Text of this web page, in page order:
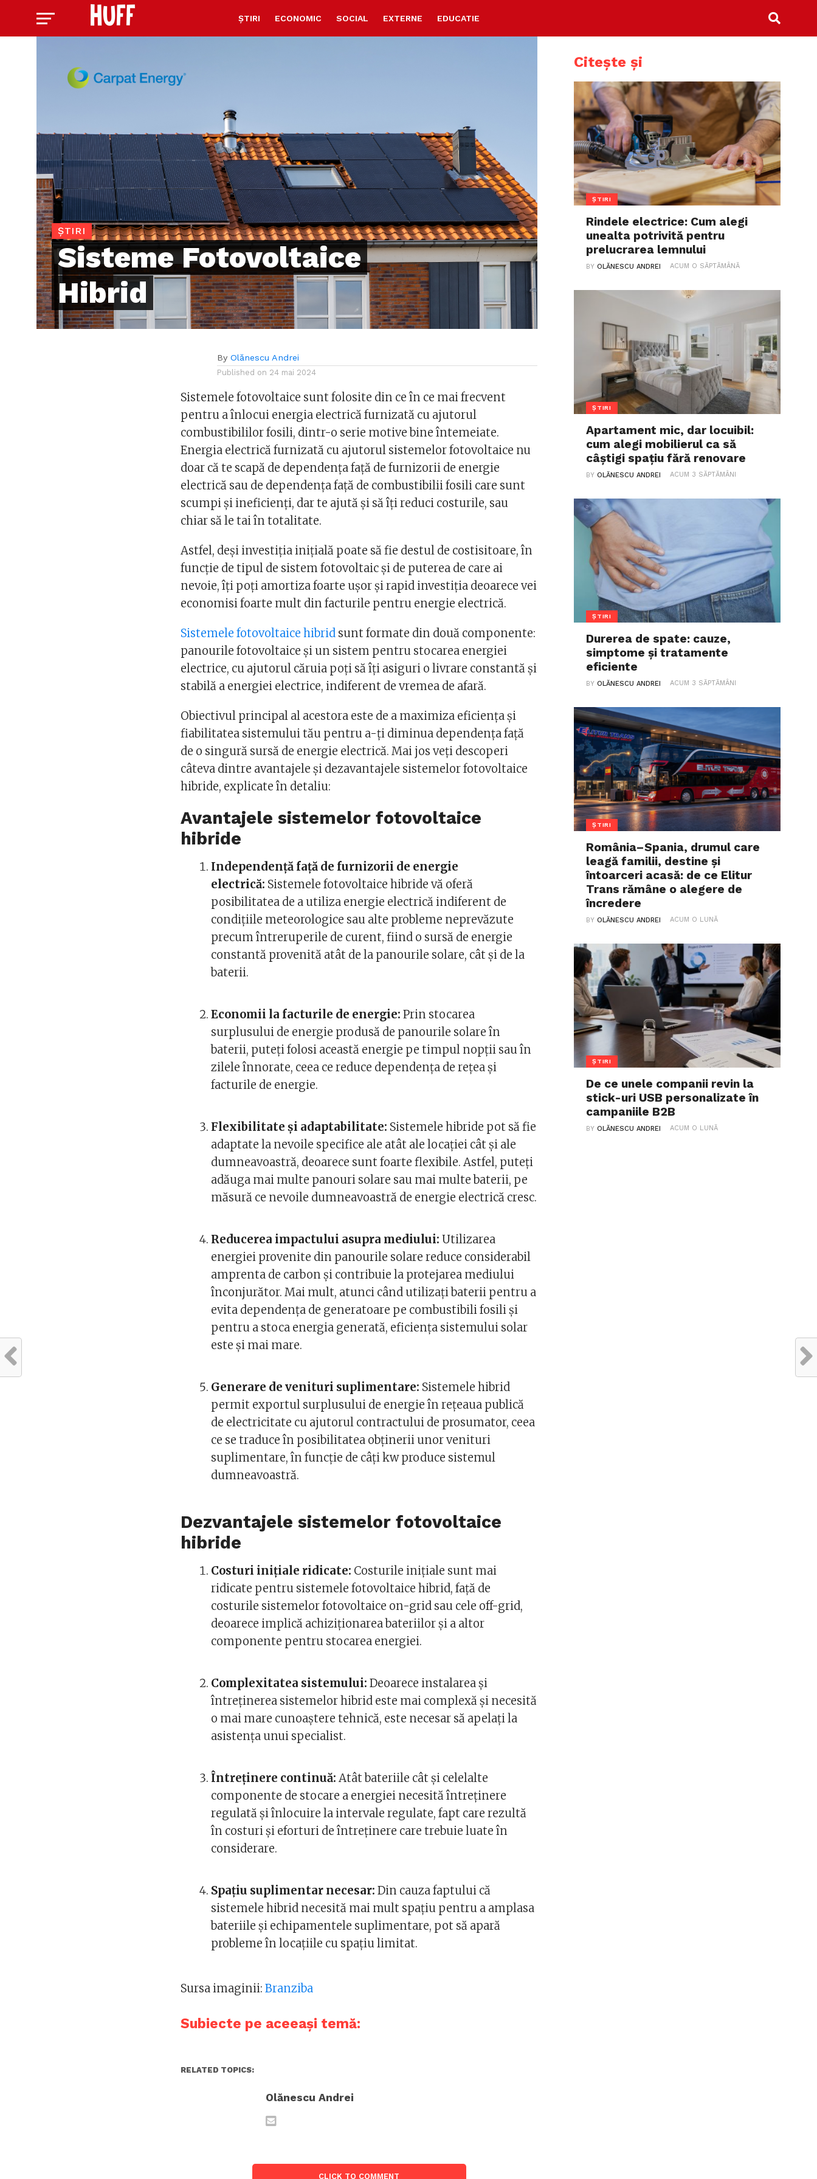
ȘTIRI ECONOMIC SOCIAL EXTERNE EDUCATIE
ȘTIRI
Sisteme Fotovoltaice
Hibrid
By Olănescu Andrei
Published on 24 mai 2024
Sistemele fotovoltaice sunt folosite din ce în ce mai frecvent
pentru a înlocui energia electrică furnizată cu ajutorul
combustibililor fosili, dintr-o serie motive bine întemeiate.
Energia electrică furnizată cu ajutorul sistemelor fotovoltaice nu
doar că te scapă de dependența față de furnizorii de energie
electrică sau de dependența față de combustibilii fosili care sunt
scumpi și ineficienți, dar te ajută și să îți reduci costurile, sau
chiar să le tai în totalitate.
Astfel, deși investiția inițială poate să fie destul de costisitoare, în
funcție de tipul de sistem fotovoltaic și de puterea de care ai
nevoie, îți poți amortiza foarte ușor și rapid investiția deoarece vei
economisi foarte mult din facturile pentru energie electrică.
Sistemele fotovoltaice hibrid sunt formate din două componente:
panourile fotovoltaice și un sistem pentru stocarea energiei
electrice, cu ajutorul căruia poți să îți asiguri o livrare constantă și
stabilă a energiei electrice, indiferent de vremea de afară.
Obiectivul principal al acestora este de a maximiza eficiența și
fiabilitatea sistemului tău pentru a-ți diminua dependența față
de o singură sursă de energie electrică. Mai jos veți descoperi
câteva dintre avantajele și dezavantajele sistemelor fotovoltaice
hibride, explicate în detaliu:
Avantajele sistemelor fotovoltaice
hibride
Independență față de furnizorii de energie
electrică: Sistemele fotovoltaice hibride vă oferă
posibilitatea de a utiliza energie electrică indiferent de
condițiile meteorologice sau alte probleme neprevăzute
precum întreruperile de curent, fiind o sursă de energie
constantă provenită atât de la panourile solare, cât și de la
baterii.
Economii la facturile de energie: Prin stocarea
surplusului de energie produsă de panourile solare în
baterii, puteți folosi această energie pe timpul nopții sau în
zilele înnorate, ceea ce reduce dependența de rețea și
facturile de energie.
Flexibilitate și adaptabilitate: Sistemele hibride pot să fie
adaptate la nevoile specifice ale atât ale locației cât și ale
dumneavoastră, deoarece sunt foarte flexibile. Astfel, puteți
adăuga mai multe panouri solare sau mai multe baterii, pe
măsură ce nevoile dumneavoastră de energie electrică cresc.
Reducerea impactului asupra mediului: Utilizarea
energiei provenite din panourile solare reduce considerabil
amprenta de carbon și contribuie la protejarea mediului
înconjurător. Mai mult, atunci când utilizați baterii pentru a
evita dependența de generatoare pe combustibili fosili și
pentru a stoca energia generată, eficiența sistemului solar
este și mai mare.
Generare de venituri suplimentare: Sistemele hibrid
permit exportul surplusului de energie în rețeaua publică
de electricitate cu ajutorul contractului de prosumator, ceea
ce se traduce în posibilitatea obținerii unor venituri
suplimentare, în funcție de câți kw produce sistemul
dumneavoastră.
Dezvantajele sistemelor fotovoltaice
hibride
Costuri inițiale ridicate: Costurile inițiale sunt mai
ridicate pentru sistemele fotovoltaice hibrid, față de
costurile sistemelor fotovoltaice on-grid sau cele off-grid,
deoarece implică achiziționarea bateriilor și a altor
componente pentru stocarea energiei.
Complexitatea sistemului: Deoarece instalarea și
întreținerea sistemelor hibrid este mai complexă și necesită
o mai mare cunoaștere tehnică, este necesar să apelați la
asistența unui specialist.
Întreținere continuă: Atât bateriile cât și celelalte
componente de stocare a energiei necesită întreținere
regulată și înlocuire la intervale regulate, fapt care rezultă
în costuri și eforturi de întreținere care trebuie luate în
considerare.
Spațiu suplimentar necesar: Din cauza faptului că
sistemele hibrid necesită mai mult spațiu pentru a amplasa
bateriile și echipamentele suplimentare, pot să apară
probleme în locațiile cu spațiu limitat.
Sursa imaginii:Branziba
Subiecte pe aceeași temă:
RELATED TOPICS:
Olănescu Andrei
CLICK TO COMMENT
Citește și
ȘTIRI
Rindele electrice: Cum alegi
unealta potrivită pentru
prelucrarea lemnului
BYOLĂNESCU ANDREI ACUM O SĂPTĂMÂNĂ
ȘTIRI
Apartament mic, dar locuibil:
cum alegi mobilierul ca să
câștigi spațiu fără renovare
BYOLĂNESCU ANDREI ACUM 3 SĂPTĂMÂNI
ȘTIRI
Durerea de spate: cauze,
simptome și tratamente
eficiente
BYOLĂNESCU ANDREI ACUM 3 SĂPTĂMÂNI
ȘTIRI
România–Spania, drumul care
leagă familii, destine și
întoarceri acasă: de ce Elitur
Trans rămâne o alegere de
încredere
BYOLĂNESCU ANDREI ACUM O LUNĂ
ȘTIRI
De ce unele companii revin la
stick-uri USB personalizate în
campaniile B2B
BYOLĂNESCU ANDREI ACUM O LUNĂ